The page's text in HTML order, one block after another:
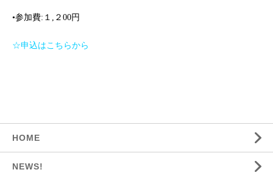
•参加費:１,２00円
☆申込はこちらから
HOME
NEWS!